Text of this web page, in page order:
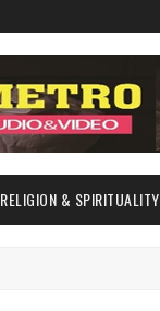
RELIGION & SPIRITUALITY